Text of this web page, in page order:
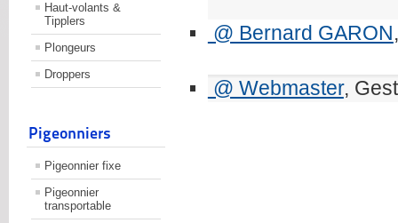
Haut-volants &
Tipplers
Plongeurs
Droppers
Pigeonniers
Pigeonnier fixe
Pigeonnier
transportable
@ Bernard GARON
@ Webmaster,